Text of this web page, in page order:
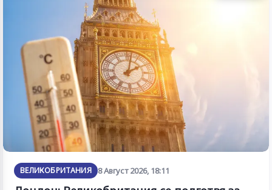
ВЕЛИКОБРИТАНИЯ 8 Август 2026, 18:11